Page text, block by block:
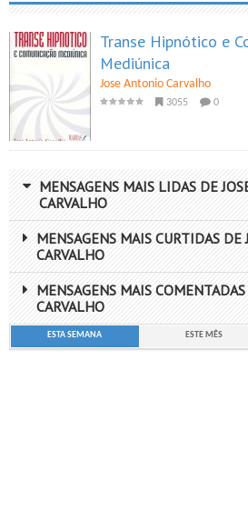
Transe Hipnótico e
Mediúnica
Jose Antonio Carvalho
3055 0
MENSAGENS MAIS LIDAS DE
CARVALHO
MENSAGENS MAIS CURTIDAS DE
CARVALHO
MENSAGENS MAIS
CARVALHO
ESTA SEMANA ESTE MÊS